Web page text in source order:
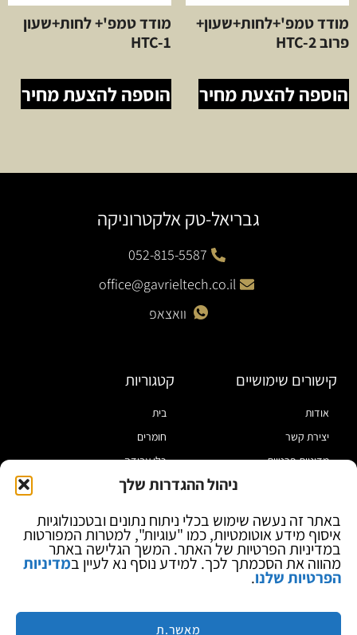
ניהול ההגדרות שלך
באתר זה נעשה שימוש בכלי ניתוח נתונים ובטכנולוגיות
איסוף מידע אוטומטיות, כמו "עוגיות", למטרות המפורטות
במדיניות הפרטיות של האתר. המשך הגלישה באתר
מהווה את הסכמתך לכך. למידע נוסף נא לעיין במדיניות
הפרטיות שלנו.
מאשר.ת
מודד טמפ'+לחות+שעון+
פרוב HTC-2
הוספה להצעת מחיר
מודד טמפ'+ לחות+שעון
HTC-1
הוספה להצעת מחיר
גבריאל-טק אלקטרוניקה
052-815-5587
office@gavrieltech.co.il
וואצאפ
קישורים שימושיים
אודות
יצירת קשר
מדיניות פרטיות
בלוג
קטגוריות
בית
חומרים
כלי עבודה
מוצרי הלחמה
ספקי כח ומודדים
ציוד אופטי להגדלה
מותגים